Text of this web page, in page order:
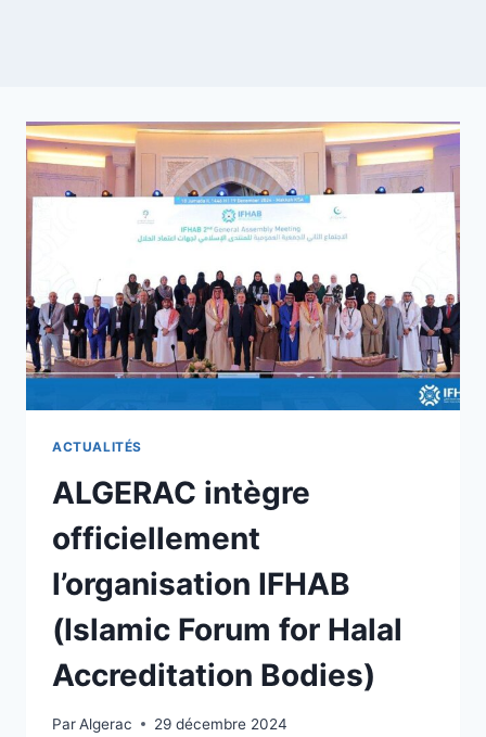
ACTUALITÉS
ALGERAC intègre
officiellement
l’organisation IFHAB
(Islamic Forum for Halal
Accreditation Bodies)
ParAlgerac 29 décembre 2024